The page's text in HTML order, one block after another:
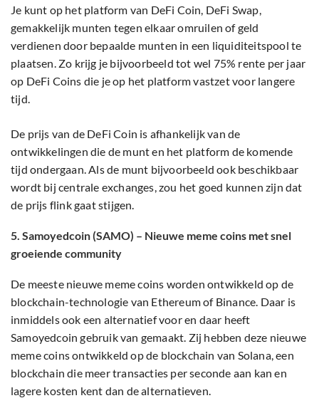
Je kunt op het platform van DeFi Coin, DeFi Swap,
gemakkelijk munten tegen elkaar omruilen of geld
verdienen door bepaalde munten in een liquiditeitspool te
plaatsen. Zo krijg je bijvoorbeeld tot wel 75% rente per jaar
op DeFi Coins die je op het platform vastzet voor langere
tijd.
De prijs van de DeFi Coin is afhankelijk van de
ontwikkelingen die de munt en het platform de komende
tijd ondergaan. Als de munt bijvoorbeeld ook beschikbaar
wordt bij centrale exchanges, zou het goed kunnen zijn dat
de prijs flink gaat stijgen.
5. Samoyedcoin (SAMO) – Nieuwe meme coins met snel
groeiende community
De meeste nieuwe meme coins worden ontwikkeld op de
blockchain-technologie van Ethereum of Binance. Daar is
inmiddels ook een alternatief voor en daar heeft
Samoyedcoin gebruik van gemaakt. Zij hebben deze nieuwe
meme coins ontwikkeld op de blockchain van Solana, een
blockchain die meer transacties per seconde aan kan en
lagere kosten kent dan de alternatieven.